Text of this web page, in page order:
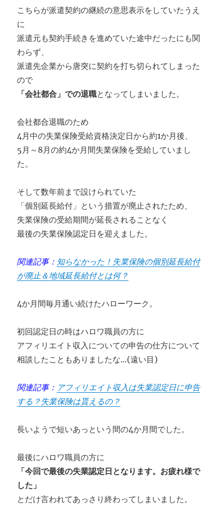
こちらが派遣契約の継続の意思表示をしていたうえ
に
派遣元も契約手続きを進めていた途中だったにも関
わらず、
派遣先企業から唐突に契約を打ち切られてしまった
ので
「会社都合」での退職となってしまいました。
会社都合退職のため
4月中の失業保険受給資格決定日から約1か月後、
5月～8月の約4か月間失業保険を受給していまし
た。
そして数年前まで設けられていた
「個別延長給付」という措置が廃止されたため、
失業保険の受給期間が延長されることなく
最後の失業保険認定日を迎えました。
関連記事： 知らなかった！失業保険の個別延長給付
が廃止＆地域延長給付とは何？
4か月間毎月通い続けたハローワーク。
初回認定日の時はハロワ職員の方に
アフィリエイト収入についての申告の仕方について
相談したこともありましたな…(遠い目)
関連記事： アフィリエイト収入は失業認定日に申告
する？失業保険は貰えるの？
長いようで短いあっという間の4か月間でした。
最後にハロワ職員の方に
「今回で最後の失業認定日となります。お疲れ様で
した」
とだけ言われてあっさり終わってしまいました。